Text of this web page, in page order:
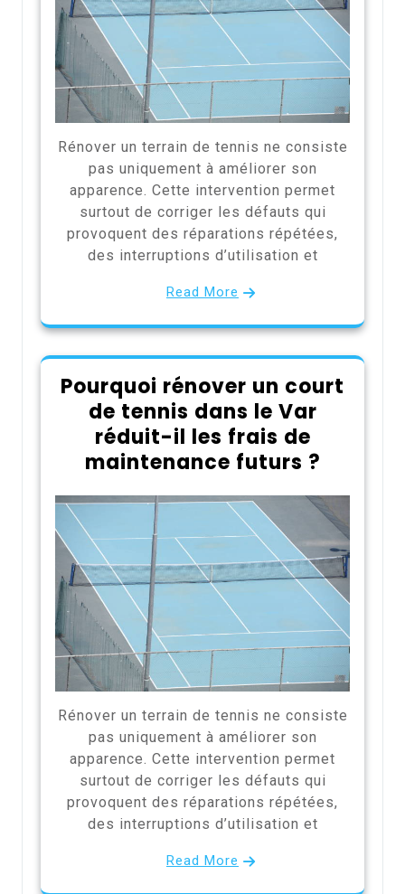
Rénover un terrain de tennis ne consiste
pas uniquement à améliorer son
apparence. Cette intervention permet
surtout de corriger les défauts qui
provoquent des réparations répétées,
des interruptions d’utilisation et
Read More
Pourquoi rénover un court
de tennis dans le Var
réduit-il les frais de
maintenance futurs ?
Rénover un terrain de tennis ne consiste
pas uniquement à améliorer son
apparence. Cette intervention permet
surtout de corriger les défauts qui
provoquent des réparations répétées,
des interruptions d’utilisation et
Read More